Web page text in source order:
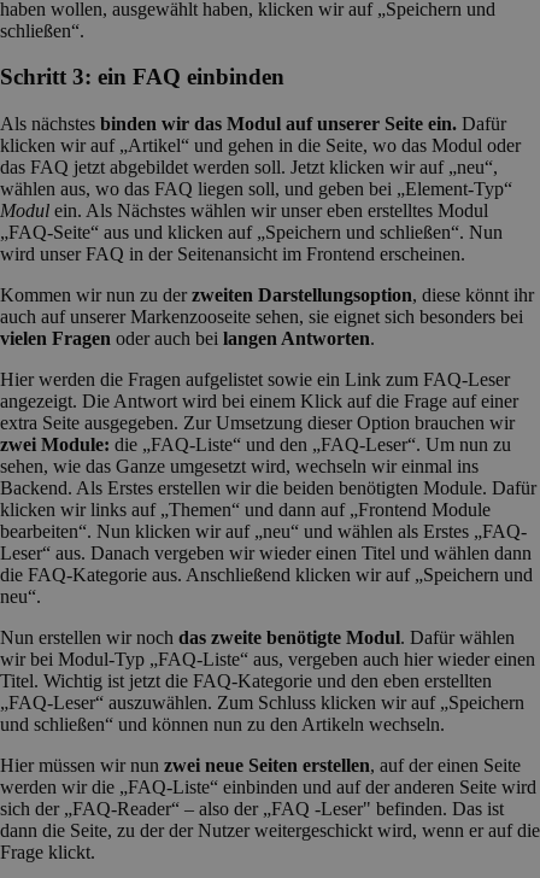
haben wollen, ausgewählt haben, klicken wir auf „Speichern und
schließen“.
Schritt 3: ein FAQ einbinden
Als nächstes binden wir das Modul auf unserer Seite ein. Dafür
klicken wir auf „Artikel“ und gehen in die Seite, wo das Modul oder
das FAQ jetzt abgebildet werden soll. Jetzt klicken wir auf „neu“,
wählen aus, wo das FAQ liegen soll, und geben bei „Element-Typ“
Modul ein. Als Nächstes wählen wir unser eben erstelltes Modul
„FAQ-Seite“ aus und klicken auf „Speichern und schließen“. Nun
wird unser FAQ in der Seitenansicht im Frontend erscheinen.
Kommen wir nun zu derzweiten Darstellungsoption, diese könnt ihr
auch auf unserer Markenzooseite sehen, sie eignet sich besonders bei
vielen Fragen oder auch bei langen Antworten.
Hier werden die Fragen aufgelistet sowie ein Link zum FAQ-Leser
angezeigt. Die Antwort wird bei einem Klick auf die Frage auf einer
extra Seite ausgegeben. Zur Umsetzung dieser Option brauchen wir
zwei Module: die „FAQ-Liste“ und den „FAQ-Leser“. Um nun zu
sehen, wie das Ganze umgesetzt wird, wechseln wir einmal ins
Backend. Als Erstes erstellen wir die beiden benötigten Module. Dafür
klicken wir links auf „Themen“ und dann auf „Frontend Module
bearbeiten“. Nun klicken wir auf „neu“ und wählen als Erstes „FAQ-
Leser“ aus. Danach vergeben wir wieder einen Titel und wählen dann
die FAQ-Kategorie aus. Anschließend klicken wir auf „Speichern und
neu“.
Nun erstellen wir noch das zweite benötigte Modul. Dafür wählen
wir bei Modul-Typ „FAQ-Liste“ aus, vergeben auch hier wieder einen
Titel. Wichtig ist jetzt die FAQ-Kategorie und den eben erstellten
„FAQ-Leser“ auszuwählen. Zum Schluss klicken wir auf „Speichern
und schließen“ und können nun zu den Artikeln wechseln.
Hier müssen wir nun zwei neue Seiten erstellen, auf der einen Seite
werden wir die „FAQ-Liste“ einbinden und auf der anderen Seite wird
sich der „FAQ-Reader“ – also der „FAQ -Leser" befinden. Das ist
dann die Seite, zu der der Nutzer weitergeschickt wird, wenn er auf die
Frage klickt.